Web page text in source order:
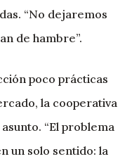
“No dejaremos
de hambre”.
poco prácticas
la cooperativa
“El problema
un solo sentido: la